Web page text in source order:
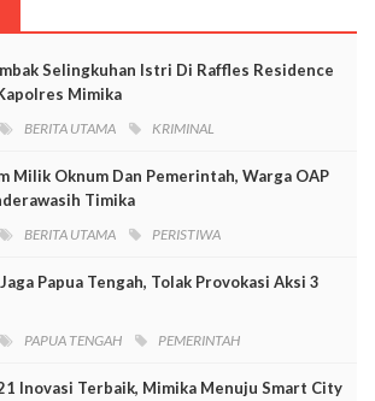
Selingkuhan Istri Di Raffles Residence
Mimika
BERITA UTAMA KRIMINAL
Milik Oknum Dan Pemerintah, Warga OAP
Timika
BERITA UTAMA PERISTIWA
Papua Tengah, Tolak Provokasi Aksi 3
PAPUA TENGAH PEMERINTAH
Inovasi Terbaik, Mimika Menuju Smart City